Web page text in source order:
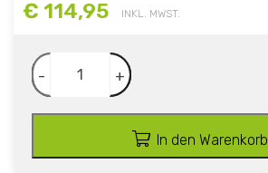
€ 114,95 INKL. MWST.
- +
In den Warenkorb